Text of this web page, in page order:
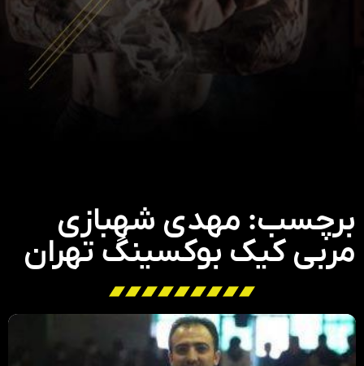
برچسب: مهدی شهبازی
مربی کیک بوکسینگ تهران